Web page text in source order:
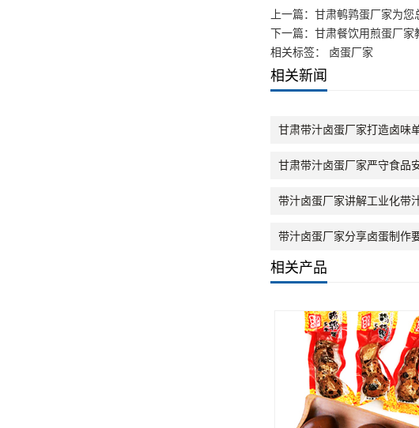
上一篇： 甘肃鹌鹑蛋厂家为您
下一篇： 甘肃餐饮用煎蛋厂家
相关标签： 卤蛋厂家
相关新闻
甘肃带汁卤蛋厂家打造卤味
甘肃带汁卤蛋厂家严守食品
带汁卤蛋厂家讲解工业化带
带汁卤蛋厂家分享卤蛋制作
相关产品